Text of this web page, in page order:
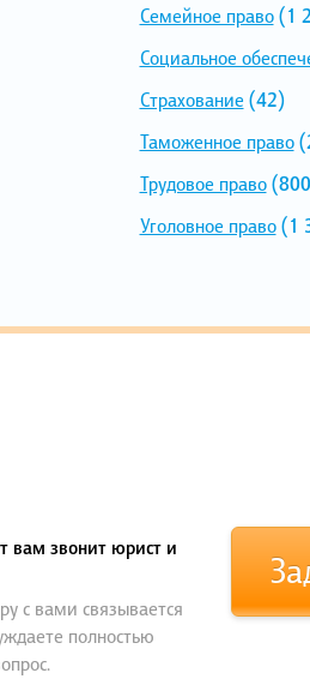
Семейное право(1
Социальное
Страхование (42)
Таможенное право
Трудовое право
Уголовное право(1
вам звонит юрист и
с вами связывается
полностью